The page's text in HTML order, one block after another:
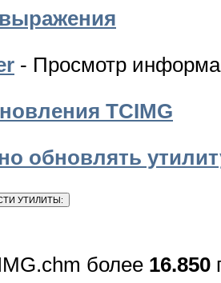
- Просмотр
TCIMG
обновлять
более 16.850